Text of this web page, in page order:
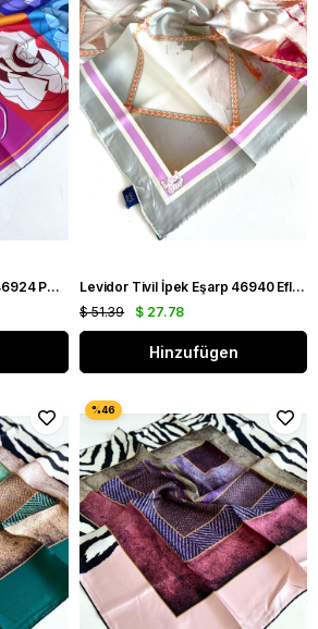
Levidor Tivil İpek Eşarp 46924 Pembe - Krem Karışık Desen
Levidor Tivil İpek Eşarp 46940 Eflatun Karışık Desen
$ 27.78
$ 51.39
Hinzufügen